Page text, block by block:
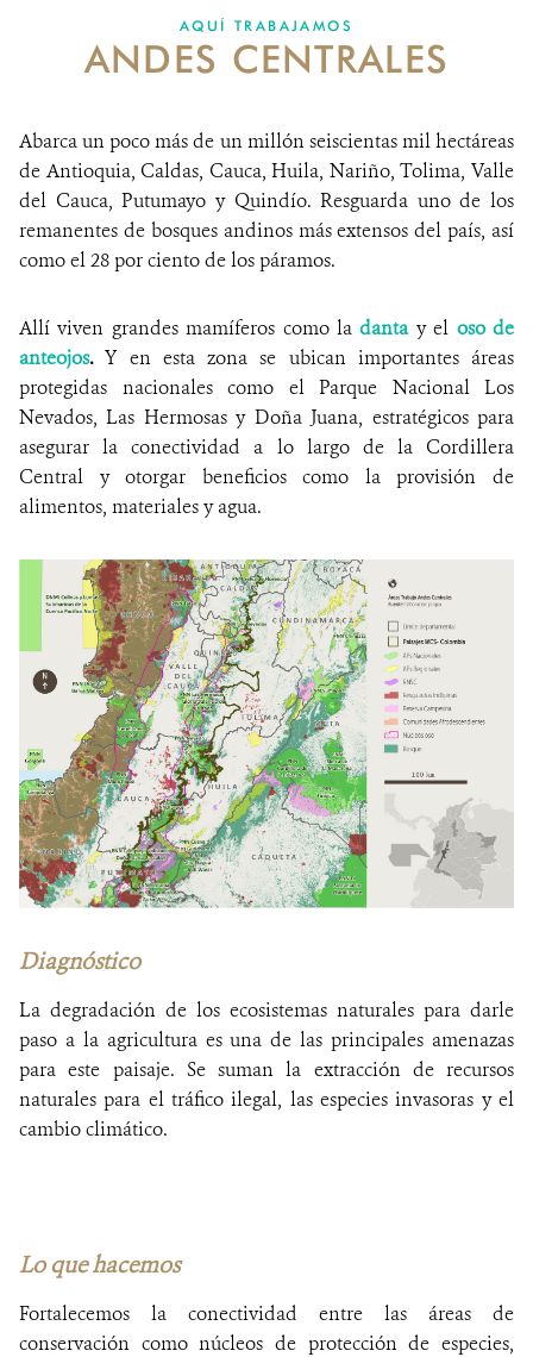
NOTICIAS
PUBLICACIONES
ALIADOS Y ALIANZAS
COBERTURA EN MEDIOS DE COMUNICACIÓN
INFORME ANUAL WCS
MECANISMO DE ATENCIÓN DE QUEJAS Y RECLAMOS
DONA
AQUÍ TRABAJAMOS
ANDES CENTRALES
Abarca un poco más de un millón seiscientas mil hectáreas
de Antioquia, Caldas, Cauca, Huila, Nariño, Tolima, Valle
del Cauca, Putumayo y Quindío. Resguarda uno de los
remanentes de bosques andinos más extensos del país, así
como el 28 por ciento de los páramos.
Allí viven grandes mamíferos como ladantay el oso de
anteojos. Y en esta zona se ubican importantes áreas
protegidas nacionales como el Parque Nacional Los
Nevados, Las Hermosas y Doña Juana, estratégicos para
asegurar la conectividad a lo largo de la Cordillera
Central y otorgar beneficios como la provisión de
alimentos, materiales y agua.
Diagnóstico
La degradación de los ecosistemas naturales para darle
paso a la agricultura es una de las principales amenazas
para este paisaje. Se suman la extracción de recursos
naturales para el tráfico ilegal, las especies invasoras y el
cambio climático.
Lo que hacemos
Fortalecemos la conectividad entre las áreas de
conservación como núcleos de protección de especies,